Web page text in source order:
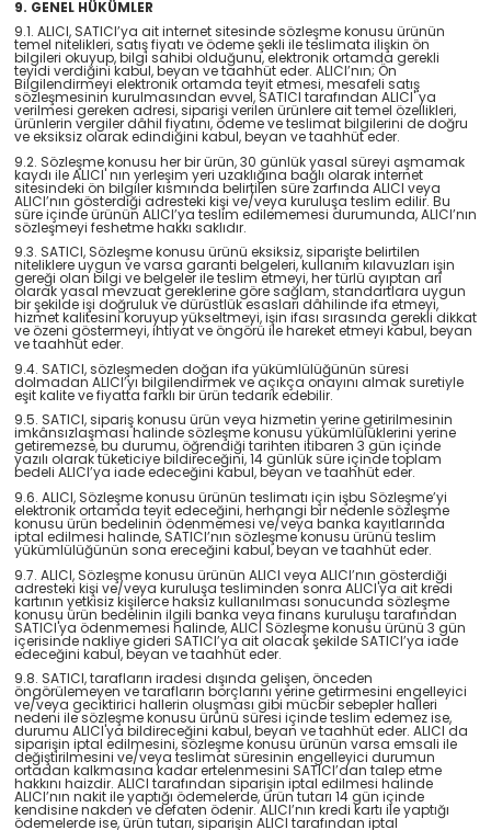
9. GENEL HÜKÜMLER
9.1. ALICI, SATICI’ya ait internet sitesinde sözleşme konusu ürünün
temel nitelikleri, satış fiyatı ve ödeme şekli ile teslimata ilişkin ön
bilgileri okuyup, bilgi sahibi olduğunu, elektronik ortamda gerekli
teyidi verdiğini kabul, beyan ve taahhüt eder. ALICI’nın; Ön
Bilgilendirmeyi elektronik ortamda teyit etmesi, mesafeli satış
sözleşmesinin kurulmasından evvel, SATICI tarafından ALICI' ya
verilmesi gereken adresi, siparişi verilen ürünlere ait temel özellikleri,
ürünlerin vergiler dâhil fiyatını, ödeme ve teslimat bilgilerini de doğru
ve eksiksiz olarak edindiğini kabul, beyan ve taahhüt eder.
9.2. Sözleşme konusu her bir ürün, 30 günlük yasal süreyi aşmamak
kaydı ile ALICI' nın yerleşim yeri uzaklığına bağlı olarak internet
sitesindeki ön bilgiler kısmında belirtilen süre zarfında ALICI veya
ALICI’nın gösterdiği adresteki kişi ve/veya kuruluşa teslim edilir. Bu
süre içinde ürünün ALICI’ya teslim edilememesi durumunda, ALICI’nın
sözleşmeyi feshetme hakkı saklıdır.
9.3. SATICI, Sözleşme konusu ürünü eksiksiz, siparişte belirtilen
niteliklere uygun ve varsa garanti belgeleri, kullanım kılavuzları işin
gereği olan bilgi ve belgeler ile teslim etmeyi, her türlü ayıptan arî
olarak yasal mevzuat gereklerine göre sağlam, standartlara uygun
bir şekilde işi doğruluk ve dürüstlük esasları dâhilinde ifa etmeyi,
hizmet kalitesini koruyup yükseltmeyi, işin ifası sırasında gerekli dikkat
ve özeni göstermeyi, ihtiyat ve öngörü ile hareket etmeyi kabul, beyan
ve taahhüt eder.
9.4. SATICI, sözleşmeden doğan ifa yükümlülüğünün süresi
dolmadan ALICI’yı bilgilendirmek ve açıkça onayını almak suretiyle
eşit kalite ve fiyatta farklı bir ürün tedarik edebilir.
9.5. SATICI, sipariş konusu ürün veya hizmetin yerine getirilmesinin
imkânsızlaşması halinde sözleşme konusu yükümlülüklerini yerine
getiremezse, bu durumu, öğrendiği tarihten itibaren 3 gün içinde
yazılı olarak tüketiciye bildireceğini, 14 günlük süre içinde toplam
bedeli ALICI’ya iade edeceğini kabul, beyan ve taahhüt eder.
9.6. ALICI, Sözleşme konusu ürünün teslimatı için işbu Sözleşme’yi
elektronik ortamda teyit edeceğini, herhangi bir nedenle sözleşme
konusu ürün bedelinin ödenmemesi ve/veya banka kayıtlarında
iptal edilmesi halinde, SATICI’nın sözleşme konusu ürünü teslim
yükümlülüğünün sona ereceğini kabul, beyan ve taahhüt eder.
9.7. ALICI, Sözleşme konusu ürünün ALICI veya ALICI’nın gösterdiği
adresteki kişi ve/veya kuruluşa tesliminden sonra ALICI'ya ait kredi
kartının yetkisiz kişilerce haksız kullanılması sonucunda sözleşme
konusu ürün bedelinin ilgili banka veya finans kuruluşu tarafından
SATICI'ya ödenmemesi halinde, ALICI Sözleşme konusu ürünü 3 gün
içerisinde nakliye gideri SATICI’ya ait olacak şekilde SATICI’ya iade
edeceğini kabul, beyan ve taahhüt eder.
9.8. SATICI, tarafların iradesi dışında gelişen, önceden
öngörülemeyen ve tarafların borçlarını yerine getirmesini engelleyici
ve/veya geciktirici hallerin oluşması gibi mücbir sebepler halleri
nedeni ile sözleşme konusu ürünü süresi içinde teslim edemez ise,
durumu ALICI'ya bildireceğini kabul, beyan ve taahhüt eder. ALICI da
siparişin iptal edilmesini, sözleşme konusu ürünün varsa emsali ile
değiştirilmesini ve/veya teslimat süresinin engelleyici durumun
ortadan kalkmasına kadar ertelenmesini SATICI’dan talep etme
hakkını haizdir. ALICI tarafından siparişin iptal edilmesi halinde
ALICI’nın nakit ile yaptığı ödemelerde, ürün tutarı 14 gün içinde
kendisine nakden ve defaten ödenir. ALICI’nın kredi kartı ile yaptığı
ödemelerde ise, ürün tutarı, siparişin ALICI tarafından iptal